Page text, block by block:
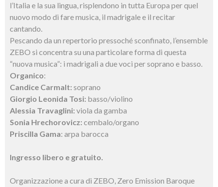
l’Italia e la sua lingua, risplendono in tutta Europa per quel
nuovo modo di fare musica, il madrigale e il recitar
cantando.
Pescando da un repertorio pressoché sconfinato, l’ensemble
ZEBO si concentra su una particolare forma di questa
“nuova musica”: i madrigali a due voci per soprano e basso.
Organico:
Candice Carmalt: soprano
Giorgio Leonida Tosi: basso/violino
Alessia Travaglini: viola da gamba
Sonia Hrechorovicz: cembalo/organo
Priscilla Gama: arpa barocca
Ingresso libero e gratuito.
Organizzazione a cura di ZEBO, Zero Emission Baroque